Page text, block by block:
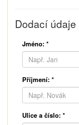
Dodací údaje
Jméno: *
Příjmení: *
Ulice a číslo: *